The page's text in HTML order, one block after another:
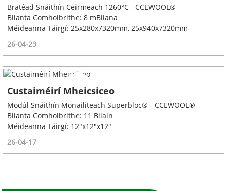
Bratéad Snáithín Ceirmeach 1260°C - CCEWOOL®
Blianta Comhoibrithe: 8 mBliana
Méideanna Táirgí: 25x280x7320mm, 25x940x7320mm
26-04-23
Custaiméirí Mheicsiceo
Modúl Snáithín Monailiteach Superbloc® - CCEWOOL®
Blianta Comhoibrithe: 11 Bliain
Méideanna Táirgí: 12"x12"x12"
26-04-17